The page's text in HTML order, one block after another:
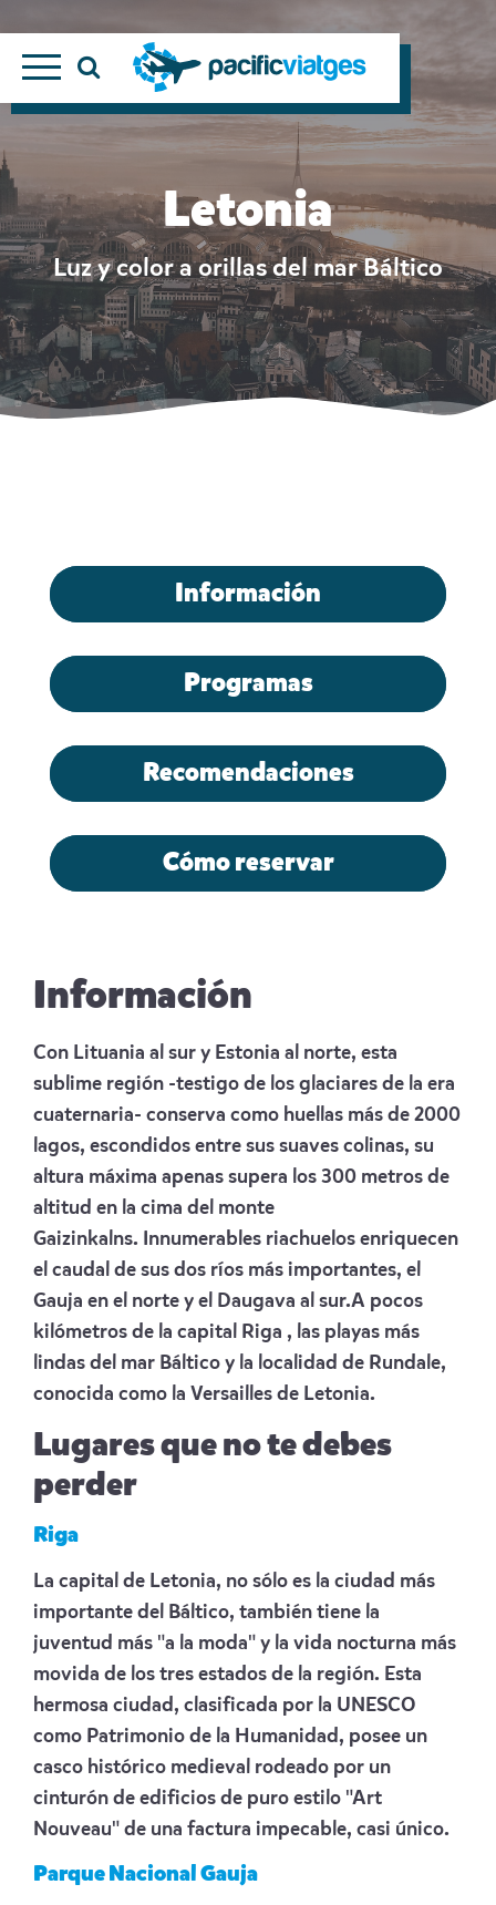
Letonia
Luz y color a orillas del mar Báltico
Información
Programas
Recomendaciones
Cómo reservar
Información
Con Lituania al sur y Estonia al norte, esta
sublime región -testigo de los glaciares de la era
cuaternaria- conserva como huellas más de 2000
lagos, escondidos entre sus suaves colinas, su
altura máxima apenas supera los 300 metros de
altitud en la cima del monte
Gaizinkalns. Innumerables riachuelos enriquecen
el caudal de sus dos ríos más importantes, el
Gauja en el norte y el Daugava al sur.A pocos
kilómetros de la capital Riga , las playas más
lindas del mar Báltico y la localidad de Rundale,
conocida como la Versailles de Letonia.
Lugares que no te debes
perder
Riga
La capital de Letonia, no sólo es la ciudad más
importante del Báltico, también tiene la
juventud más "a la moda" y la vida nocturna más
movida de los tres estados de la región. Esta
hermosa ciudad, clasificada por la UNESCO
como Patrimonio de la Humanidad, posee un
casco histórico medieval rodeado por un
cinturón de edificios de puro estilo "Art
Nouveau" de una factura impecable, casi único.
Parque Nacional Gauja